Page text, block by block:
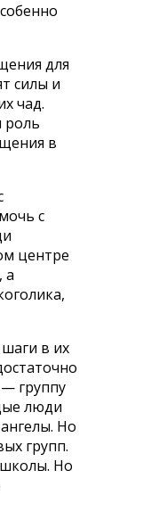
для
силы и
чад.
роль
в
с
центре
а
в их
группу
люди
Но
групп.
Но